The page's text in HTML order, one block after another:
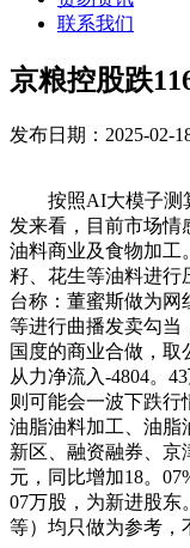
联系我们
京粮控股跌
发布日期：2025-02-
按照AI大模子测算
发来看，目前市场情
油料商业及食物加工
籽、花生等油料进行
台称：董蜜斯做为网
等进行曲播发卖勾当
国度的商业合做，取
从力净流入-4804。
则可能会一波下跌行
油脂油料加工、油脂
新区、融资融券、京
元，同比增加18。
07万股，为新进股
等）均只做为参考，